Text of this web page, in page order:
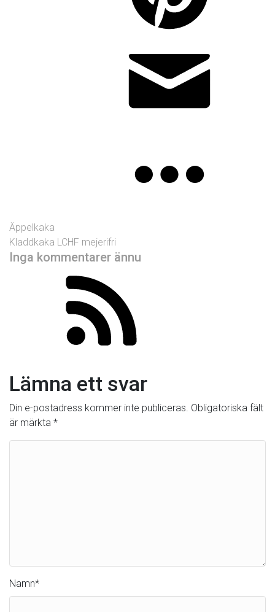
Äppelkaka
Kladdkaka LCHF mejerifri
Inga kommentarer ännu
Lämna ett svar
Din e-postadress kommer inte publiceras. Obligatoriska fält
är märkta *
Namn*